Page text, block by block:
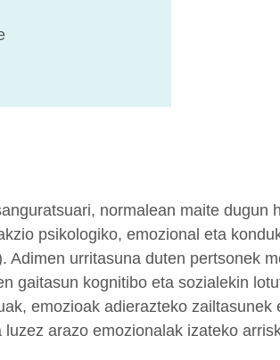
normalean maite dugun
psikologiko, emozional eta
Adimen urritasuna duten pertsonek
gaitasun kognitibo eta sozialekin
emozioak adierazteko zailtasunek
arazo emozionalak izateko